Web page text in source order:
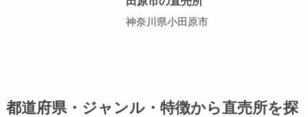
神奈川県小田原市
都道府県・ジャンル・特徴から直売所を探